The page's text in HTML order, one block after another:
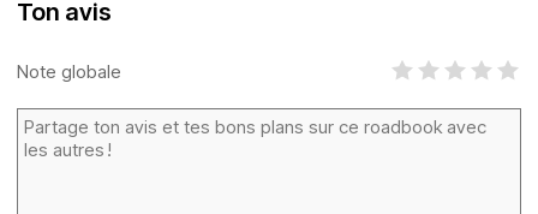
Ton avis
Note globale